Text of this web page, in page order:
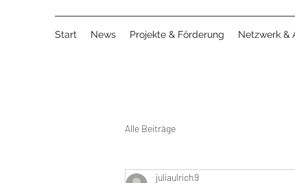
Start News Projekte & Förderung Netzwerk &
Alle Beiträge
juliaulrich9